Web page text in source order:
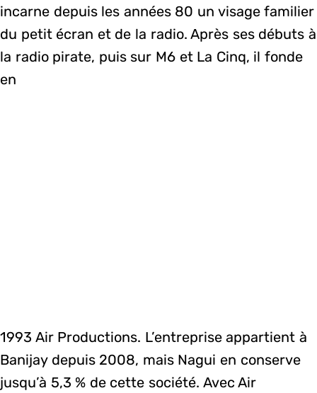
incarne depuis les années 80 un visage familier
du petit écran et de la radio. Après ses débuts à
la radio pirate, puis sur M6 et La Cinq, il fonde
en
1993 Air Productions. L’entreprise appartient à
Banijay depuis 2008, mais Nagui en conserve
jusqu’à 5,3 % de cette société. Avec Air